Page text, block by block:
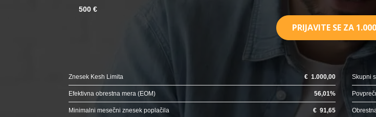
500 €
PRIJAVITE SE ZA
Znesek Kesh Limita € 1.000,00 Skupni
Efektivna obrestna mera (EOM) 56,01%
Minimalni mesečni znesek poplačila € 91,65